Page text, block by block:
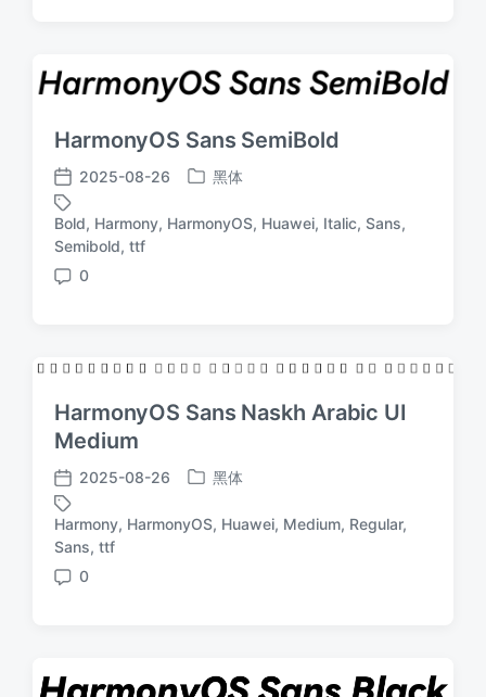
HarmonyOS Sans SemiBold
发
布
日
期
2025-08-26
发
于
黑体
标
Bold, Harmony, HarmonyOS, Huawei, Italic, Sans,
Semibold, ttf
评
0
HarmonyOS Sans Naskh Arabic UI
Medium
发
布
日
期
2025-08-26
发
于
黑体
标
Harmony, HarmonyOS, Huawei, Medium, Regular,
Sans, ttf
评
0